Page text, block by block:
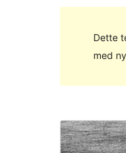
Dette
med